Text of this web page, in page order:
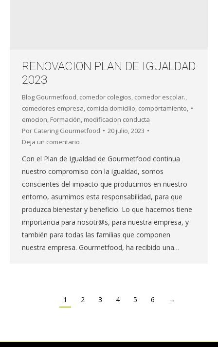
RENOVACION PLAN DE IGUALDAD
2023
Blog Gourmetfood, comedor colegios, comedor escolar.,
comedores empresa, comida domicilio, comportamiento,
emocion, Formación, modificacion conducta
Por Catering Gourmetfood
20 julio, 2023
Deja un comentario
Con el Plan de Igualdad de Gourmetfood continua
nuestro compromiso con la igualdad, somos
conscientes del impacto que producimos en nuestro
entorno, asumimos esta responsabilidad, para que
produzca bienestar y beneficio. Lo que hacemos tiene
importancia para nosotr@s, para nuestra empresa, y
también para todas las familias que componen
nuestra empresa. Gourmetfood, ha recibido una…
1 2 3 4 5 6 →